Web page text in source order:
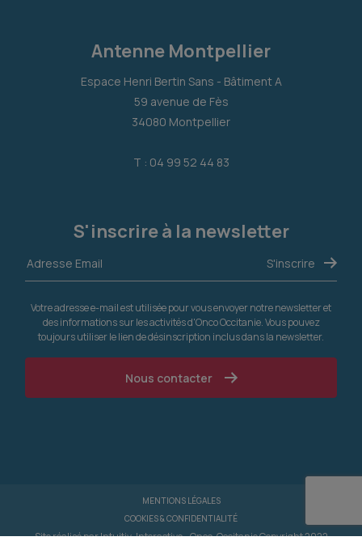
Antenne Montpellier
Espace Henri Bertin Sans - Bâtiment A
59 avenue de Fès
34080 Montpellier
T : 04 99 52 44 83
S'inscrire à la newsletter
Votre adresse e-mail est utilisée pour vous envoyer notre newsletter et
des informations sur les activités d'Onco Occitanie. Vous pouvez
toujours utiliser le lien de désinscription inclus dans la newsletter.
Nous contacter
MENTIONS LÉGALES
COOKIES & CONFIDENTIALITÉ
Site réalisé parIntuitiv-Interactive- Onco-Occitanie Copyright 2022